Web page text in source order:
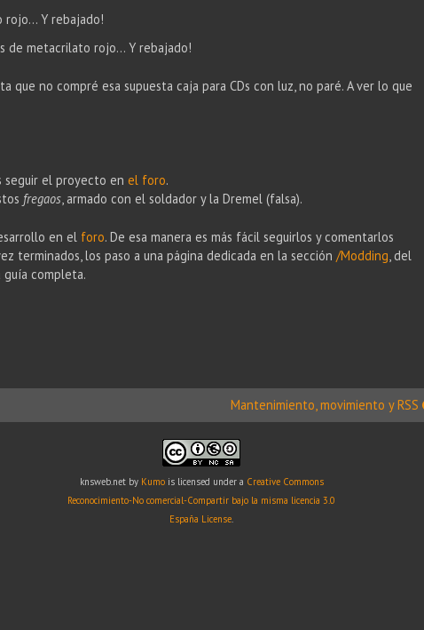
de metacrilato rojo... Y rebajado!
que no compré esa supuesta caja para CDs con luz, no paré. A ver lo que
seguir el proyecto en el foro.
fregaos, armado con el soldador y la Dremel (falsa).
en el foro. De esa manera es más fácil seguirlos y comentarlos
terminados, los paso a una página dedicada en la sección/Modding, del
guía completa.
Mantenimiento, movimiento y RSS
knsweb.netby Kumois licensed under a Creative Commons
Reconocimiento-No comercial-Compartir bajo la misma licencia 3.0
España License.